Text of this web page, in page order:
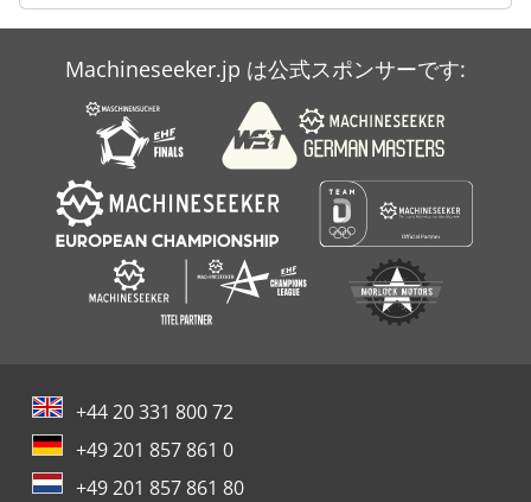
Machineseeker.jp は公式スポンサーです:
+44 20 331 800 72
+49 201 857 861 0
+49 201 857 861 80